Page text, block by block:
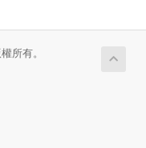
所有。